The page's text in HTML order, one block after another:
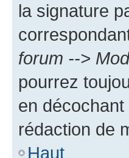
la signature
forum -->
pourrez
en
rédaction de
Haut